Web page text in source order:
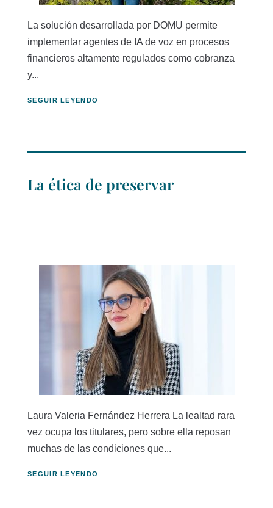
La solución desarrollada por DOMU permite
implementar agentes de IA de voz en procesos
financieros altamente regulados como cobranza
y...
SEGUIR LEYENDO
La ética de preservar
Laura Valeria Fernández Herrera La lealtad rara
vez ocupa los titulares, pero sobre ella reposan
muchas de las condiciones que...
SEGUIR LEYENDO